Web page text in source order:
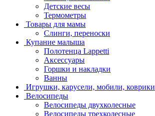
Детские весы
Термометры
Товары для мамы
Слинги, переноски
Купание малыша
Полотенца Lappetti
Аксессуары
Горшки и накладки
Ванны
Игрушки, карусели, мобили, коврики
Велосипеды
Велосипеды двухколесные
Велосипеды трехколесные